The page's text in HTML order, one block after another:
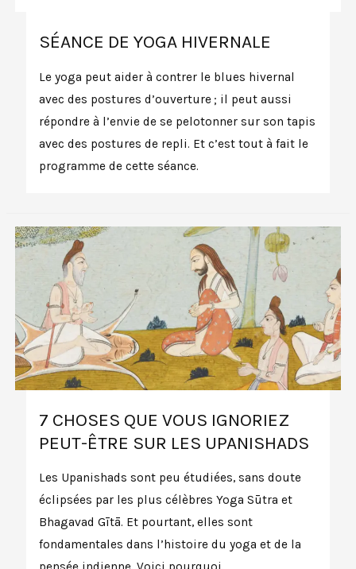
SÉANCE DE YOGA HIVERNALE
Le yoga peut aider à contrer le blues hivernal
avec des postures d’ouverture ; il peut aussi
répondre à l’envie de se pelotonner sur son tapis
avec des postures de repli. Et c’est tout à fait le
programme de cette séance.
7 CHOSES QUE VOUS IGNORIEZ
PEUT-ÊTRE SUR LES UPANISHADS
Les Upanishads sont peu étudiées, sans doute
éclipsées par les plus célèbres Yoga Sūtra et
Bhagavad Gītā. Et pourtant, elles sont
fondamentales dans l’histoire du yoga et de la